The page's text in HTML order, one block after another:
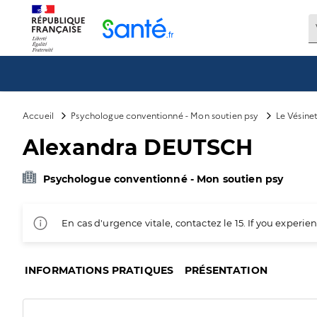
Accueil Psychologue conventionné - Mon soutien psy Le
Alexandra DEUTSCH
Psychologue conventionné - Mon soutien psy
En cas d'urgence vitale, contactez le 15. If you
INFORMATIONS PRATIQUES PRÉSENTATION
Panneau de gestion des cookies